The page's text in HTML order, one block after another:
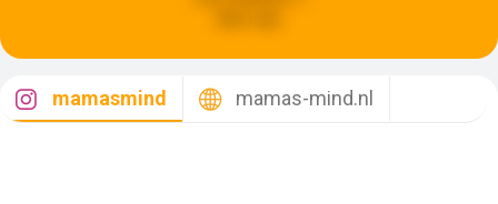
mamasmind mamas-mind.nl